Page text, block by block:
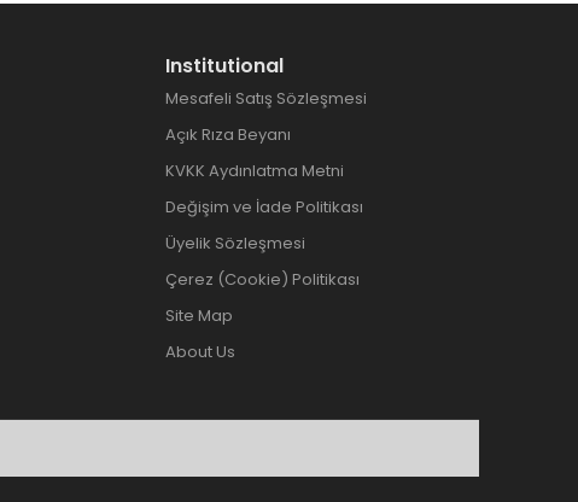
Institutional
Mesafeli Satış Sözleşmesi
Açık Rıza Beyanı
KVKK Aydınlatma Metni
Değişim ve İade Politikası
Üyelik Sözleşmesi
Çerez (Cookie) Politikası
Site Map
About Us